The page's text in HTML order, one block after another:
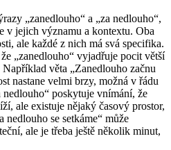
„zanedlouho“ a „za nedlouho“,
v jejich významu a kontextu. Oba
ale každé z nich má svá specifika.
„zanedlouho“ vyjadřuje pocit větší
věta „Zanedlouho začnu
nastane velmi brzy, možná v řádu
poskytuje vnímání, že
ale existuje nějaký časový prostor,
nedlouho se setkáme“ může
ale je třeba ještě několik minut,